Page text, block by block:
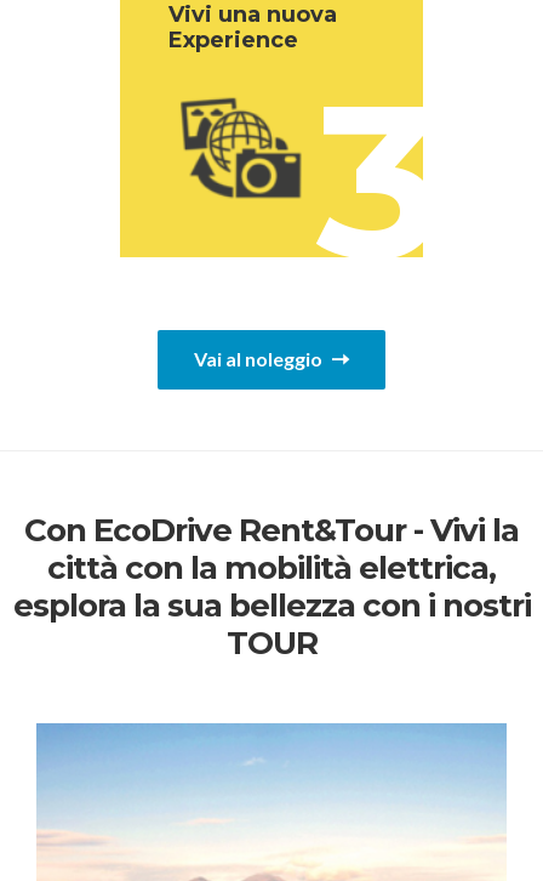
3
Vivi una nuova
Experience
Vai al noleggio
Con EcoDrive Rent&Tour - Vivi la
città con la mobilità elettrica,
esplora la sua bellezza con i nostri
TOUR